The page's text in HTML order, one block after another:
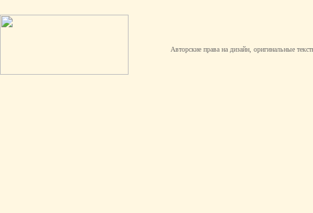
Авторские права на дизайн, оригинальные